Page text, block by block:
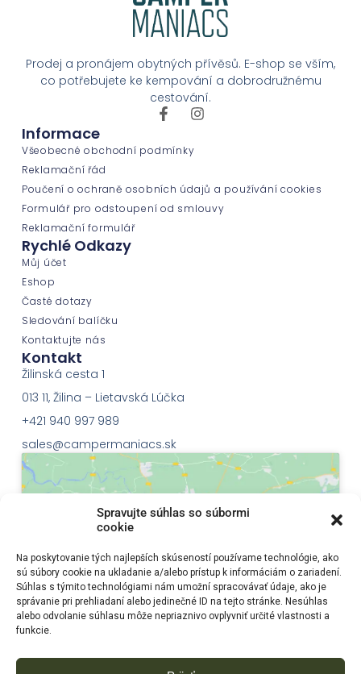
Spravujte súhlas so súbormi
cookie
Na poskytovanie tých najlepších skúseností používame technológie, ako
sú súbory cookie na ukladanie a/alebo prístup k informáciám o zariadení.
Súhlas s týmito technológiami nám umožní spracovávať údaje, ako je
správanie pri prehliadaní alebo jedinečné ID na tejto stránke. Nesúhlas
alebo odvolanie súhlasu môže nepriaznivo ovplyvniť určité vlastnosti a
funkcie.
Prodej a pronájem obytných přívěsů. E-shop se vším,
co potřebujete ke kempování a dobrodružnému
cestování.
Informace
Všeobecné obchodní podmínky
Reklamační řád
Poučení o ochraně osobních údajů a používání cookies
Formulář pro odstoupení od smlouvy
Reklamační formulář
Rychlé Odkazy
Můj účet
Eshop
Časté dotazy
Sledování balíčku
Kontaktujte nás
Kontakt
Žilinská cesta 1
013 11, Žilina – Lietavská Lúčka
+421 940 997 989
sales@campermaniacs.sk
Klepnutím přijměte marketingové soubory
cookie a povolte tento obsah